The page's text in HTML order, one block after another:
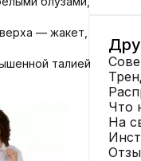
— жакет,
талией
3226 ₽
Блуза
Нить
Что
На